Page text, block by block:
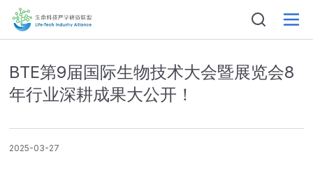
BTE第9届国际生物技术大会暨展览会8
年行业深耕成果大公开！
2025-03-27